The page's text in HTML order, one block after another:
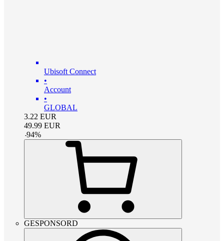
Ubisoft Connect
•
Account
•
GLOBAL
3.22 EUR
49.99 EUR
-94%
GESPONSORD